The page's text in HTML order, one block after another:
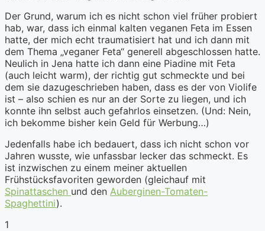
Der Grund, warum ich es nicht schon viel früher probiert
hab, war, dass ich einmal kalten veganen Feta im Essen
hatte, der mich echt traumatisiert hat und ich dann mit
dem Thema „veganer Feta“ generell abgeschlossen hatte.
Neulich in Jena hatte ich dann eine Piadine mit Feta
(auch leicht warm), der richtig gut schmeckte und bei
dem sie dazugeschrieben haben, dass es der von Violife
ist – also schien es nur an der Sorte zu liegen, und ich
konnte ihn selbst auch gefahrlos einsetzen. (Und: Nein,
ich bekomme bisher kein Geld für Werbung…)
Jedenfalls habe ich bedauert, dass ich nicht schon vor
Jahren wusste, wie unfassbar lecker das schmeckt. Es
ist inzwischen zu einem meiner aktuellen
Frühstücksfavoriten geworden (gleichauf mit
Spinattaschen und den Auberginen-Tomaten-
Spaghettini).
1